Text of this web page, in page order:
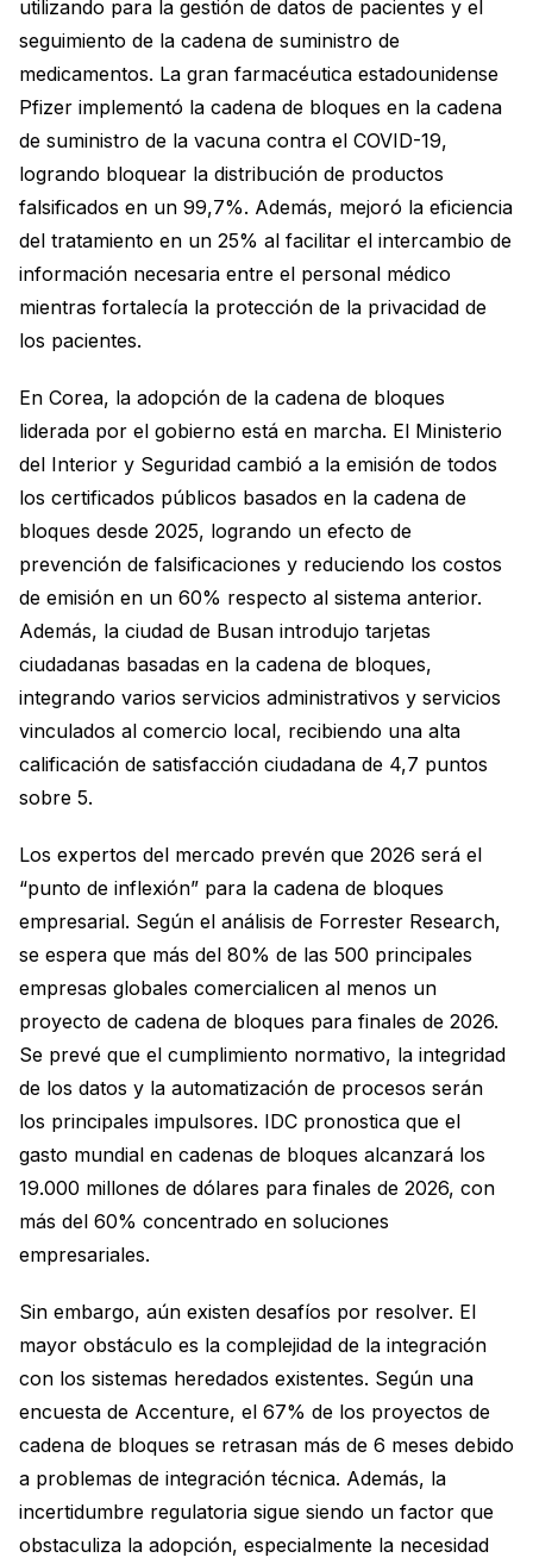
utilizando para la gestión de datos de pacientes y el
seguimiento de la cadena de suministro de
medicamentos. La gran farmacéutica estadounidense
Pfizer implementó la cadena de bloques en la cadena
de suministro de la vacuna contra el COVID-19,
logrando bloquear la distribución de productos
falsificados en un 99,7%. Además, mejoró la eficiencia
del tratamiento en un 25% al facilitar el intercambio de
información necesaria entre el personal médico
mientras fortalecía la protección de la privacidad de
los pacientes.
En Corea, la adopción de la cadena de bloques
liderada por el gobierno está en marcha. El Ministerio
del Interior y Seguridad cambió a la emisión de todos
los certificados públicos basados en la cadena de
bloques desde 2025, logrando un efecto de
prevención de falsificaciones y reduciendo los costos
de emisión en un 60% respecto al sistema anterior.
Además, la ciudad de Busan introdujo tarjetas
ciudadanas basadas en la cadena de bloques,
integrando varios servicios administrativos y servicios
vinculados al comercio local, recibiendo una alta
calificación de satisfacción ciudadana de 4,7 puntos
sobre 5.
Los expertos del mercado prevén que 2026 será el
“punto de inflexión” para la cadena de bloques
empresarial. Según el análisis de Forrester Research,
se espera que más del 80% de las 500 principales
empresas globales comercialicen al menos un
proyecto de cadena de bloques para finales de 2026.
Se prevé que el cumplimiento normativo, la integridad
de los datos y la automatización de procesos serán
los principales impulsores. IDC pronostica que el
gasto mundial en cadenas de bloques alcanzará los
19.000 millones de dólares para finales de 2026, con
más del 60% concentrado en soluciones
empresariales.
Sin embargo, aún existen desafíos por resolver. El
mayor obstáculo es la complejidad de la integración
con los sistemas heredados existentes. Según una
encuesta de Accenture, el 67% de los proyectos de
cadena de bloques se retrasan más de 6 meses debido
a problemas de integración técnica. Además, la
incertidumbre regulatoria sigue siendo un factor que
obstaculiza la adopción, especialmente la necesidad